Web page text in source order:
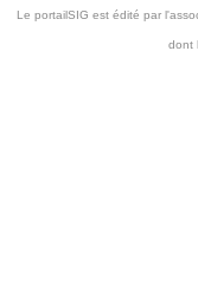
Le portailSIG est édité par
dont